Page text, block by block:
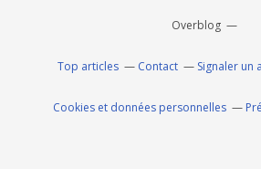
Overblog
Top articles Contact Signaler un
Cookies et données personnelles